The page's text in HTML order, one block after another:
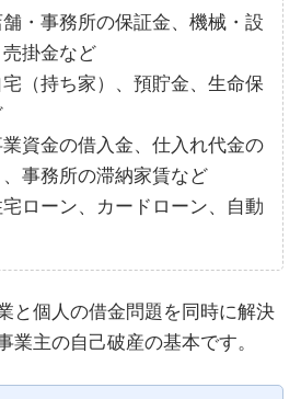
舗・事務所の保証金、機械・設
掛金など
宅（持ち家）、預貯金、生命保
資金の借入金、仕入れ代金の
事務所の滞納家賃など
ローン、カードローン、自動
と個人の借金問題を同時に解決
業主の自己破産の基本です。